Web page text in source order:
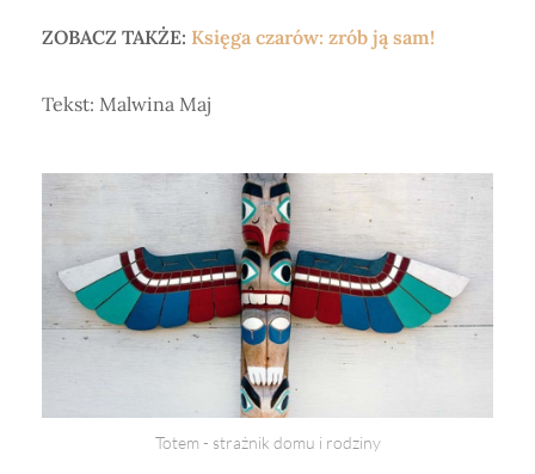
ZOBACZ TAKŻE: Księga czarów: zrób ją sam!
Tekst: Malwina Maj
Totem - strażnik domu i rodziny